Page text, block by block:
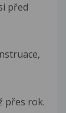
před
přes rok.